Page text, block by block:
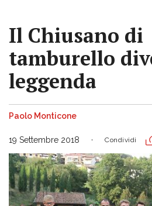
Il Chiusano di
tamburello
leggenda
Paolo Monticone
19 Settembre 2018 Condividi